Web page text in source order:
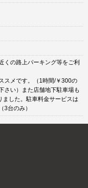
くの路上パーキング等をご利
スメです。（1時間/￥300の
さい）また店舗地下駐車場も
した。駐車料金サービスは
3台のみ）